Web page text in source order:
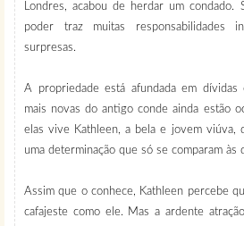
Londres, acabou de herdar um condado.
poder traz muitas responsabilidades
surpresas.
A propriedade está afundada em
mais novas do antigo conde ainda estão
elas vive Kathleen, a bela e jovem viúva,
uma determinação que só se comparam
Assim que o conhece, Kathleen percebe
cafajeste como ele. Mas a ardente